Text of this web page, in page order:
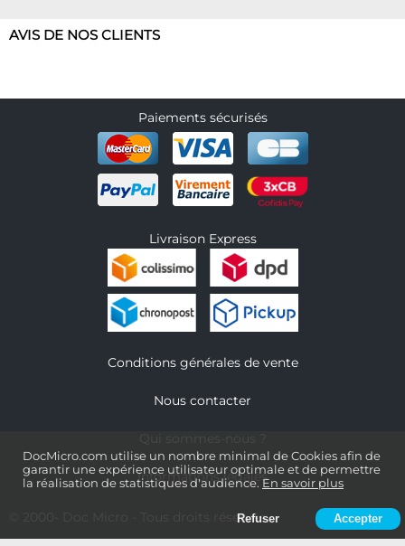
DocMicro.com utilise un nombre minimal de Cookies afin de
garantir une expérience utilisateur optimale et de permettre
la réalisation de statistiques d'audience. En savoir plus
Refuser Accepter
AVIS DE NOS CLIENTS
Paiements sécurisés
Livraison Express
Conditions générales de vente
Nous contacter
Informations légales
- Tous droits réservés